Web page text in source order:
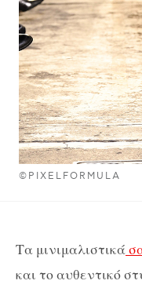
©PIXELFORMULA
Τα μινιμαλιστικά
και το αυθεντικό